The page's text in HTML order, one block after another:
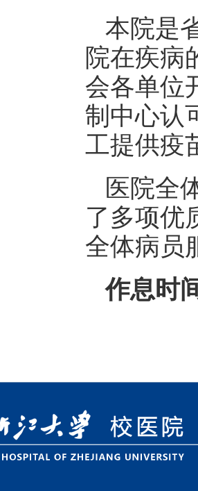
本院是
院在疾病
会各单位
制中心认
工提供疫
医院全
了多项优
全体病员
作息时